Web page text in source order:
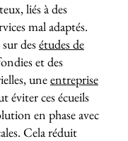
liés à des
mal adaptés.
desétudes de
et des
uneentreprise
éviter ces écueils
en phase avec
Cela réduit